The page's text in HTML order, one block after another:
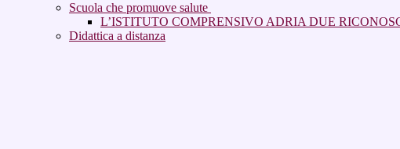
Scuola che promuove salute
L’ISTITUTO COMPRENSIVO ADRIA DUE
Didattica a distanza